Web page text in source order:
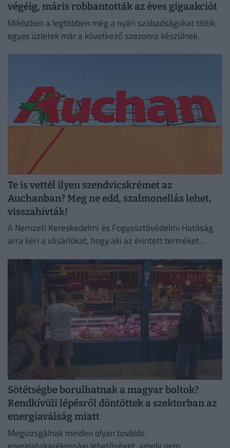
végéig, máris robbantották az éves gigaakciót
Miközben a legtöbben még a nyári szabadságukat töltik,
egyes üzletek már a következő szezonra készülnek.
Te is vettél ilyen szendvicskrémet az
Auchanban? Meg ne edd, szalmonellás lehet,
visszahívták!
A Nemzeti Kereskedelmi és Fogyasztóvédelmi Hatóság
arra kéri a vásárlókat, hogy aki az érintett terméket
Sötétségbe borulhatnak a magyar boltok?
Rendkívüli lépésről döntöttek a szektorban az
energiaválság miatt
Megvizsgálnak minden olyan további